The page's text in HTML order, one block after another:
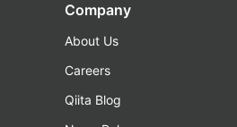
Company
About Us
Careers
Qiita Blog